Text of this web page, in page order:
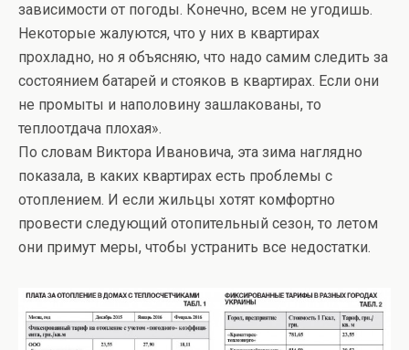
зависимости от погоды. Конечно, всем не угодишь.
Некоторые жалуются, что у них в квартирах
прохладно, но я объясняю, что надо самим следить за
состоянием батарей и стояков в квартирах. Если они
не промыты и наполовину зашлакованы, то
теплоотдача плохая».
По словам Виктора Ивановича, эта зима наглядно
показала, в каких квартирах есть проблемы с
отоплением. И если жильцы хотят комфортно
провести следующий отопительный сезон, то летом
они примут меры, чтобы устранить все недостатки.